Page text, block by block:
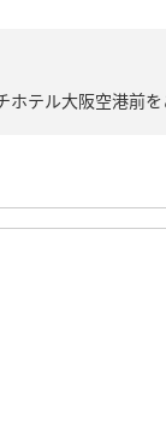
。
出発で空港まで送迎
から
ホテル大阪空港前
はぜひ当館へお立
阪空港前